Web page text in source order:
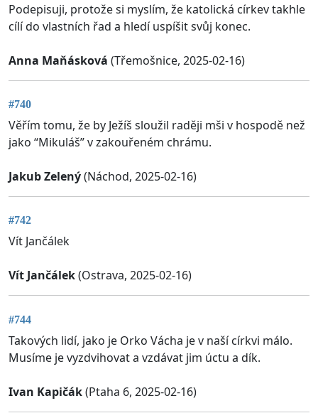
Podepisuji, protože si myslím, že katolická církev takhle
cílí do vlastních řad a hledí uspíšit svůj konec.
Anna Maňásková (Třemošnice, 2025-02-16)
#740
Věřím tomu, že by Ježíš sloužil raději mši v hospodě než
jako “Mikuláš” v zakouřeném chrámu.
Jakub Zelený(Náchod, 2025-02-16)
#742
Vít Jančálek
Vít Jančálek(Ostrava, 2025-02-16)
#744
Takových lidí, jako je Orko Vácha je v naší církvi málo.
Musíme je vyzdvihovat a vzdávat jim úctu a dík.
Ivan Kapičák(Ptaha 6, 2025-02-16)